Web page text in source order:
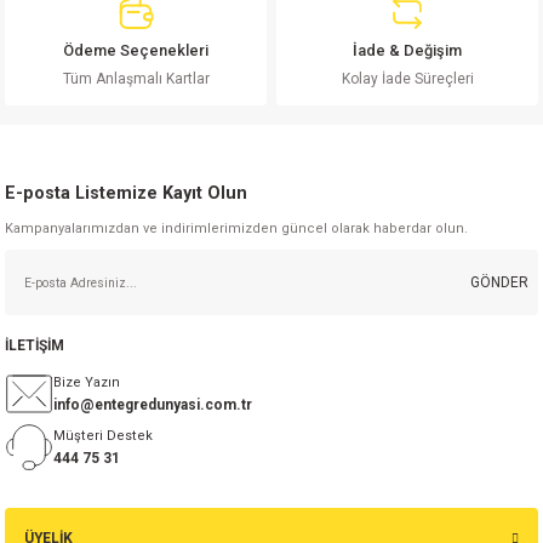
Ödeme Seçenekleri
Tüm Anlaşmalı Kartlar
İade & Değişim
Kolay İade Süreçleri
E-posta Listemize Kayıt Olun
Kampanyalarımızdan ve indirimlerimizden güncel olarak haberdar olun.
GÖNDER
ÜYELİK
İLETİŞİM
Bize Yazın
info@entegredunyasi.com.tr
Müşteri Destek
444 75 31